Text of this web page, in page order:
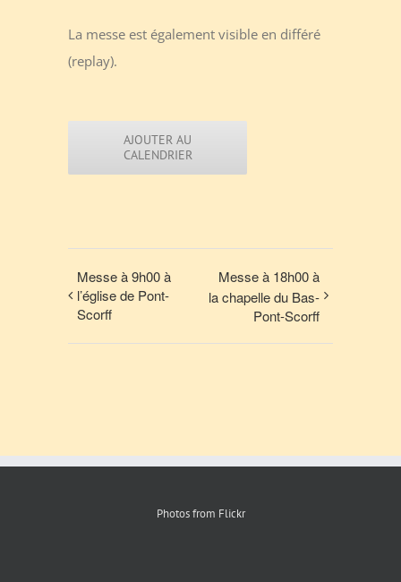
La messe est également visible en différé
(replay).
AJOUTER AU
CALENDRIER
Messe à 9h00 à
l’église de Pont-
Scorff
Messe à 18h00 à
la chapelle du Bas-
Pont-Scorff
Photos from Flickr